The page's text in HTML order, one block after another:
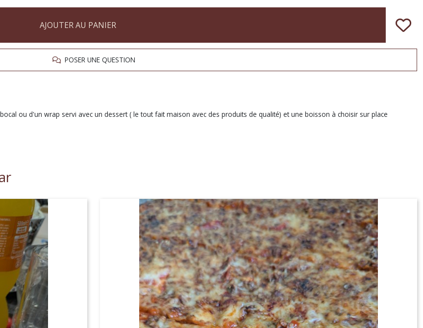
AJOUTER AU PANIER
POSER UNE QUESTION
ou d'un wrap servi avec un dessert ( le tout fait maison avec des produits de qualité) et une boisson à choisir sur place